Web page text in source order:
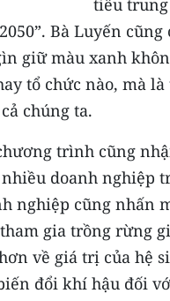
tiêu trung
Bà Luyến cũng
giữ màu xanh
tổ chức nào, mà
chúng ta.
trình cũng
doanh nghiệp
nghiệp cũng nhấn
gia trồng rừng
về giá trị của hệ
đổi khí hậu đối